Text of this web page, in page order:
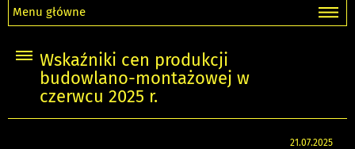
Menu główne
Wskaźniki cen produkcji
budowlano-montażowej w
czerwcu 2025 r.
21.07.2025